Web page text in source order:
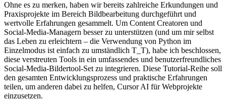
Ohne es zu merken, haben wir bereits zahlreiche Erkundungen und
Praxisprojekte im Bereich Bildbearbeitung durchgeführt und
wertvolle Erfahrungen gesammelt. Um Content Creatoren und
Social-Media-Managern besser zu unterstützen (und um mir selbst
das Leben zu erleichtern – die Verwendung von Python im
Einzelmodus ist einfach zu umständlich T_T), habe ich beschlossen,
diese verstreuten Tools in ein umfassendes und benutzerfreundliches
Social-Media-Bildertool-Set zu integrieren. Diese Tutorial-Reihe soll
den gesamten Entwicklungsprozess und praktische Erfahrungen
teilen, um anderen dabei zu helfen, Cursor AI für Webprojekte
einzusetzen.